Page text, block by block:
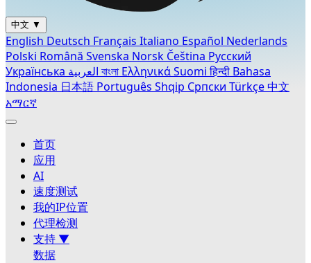
中文 ▼
English Deutsch Français Italiano Español Nederlands
Polski Română Svenska Norsk Čeština Русский
Українська
বাংলা ΕλληνικάSuomiहिन्दी Bahasa
Indonesia 日本語 Português Shqip Српски Türkçe中文
አማርኛ
首页
应用
AI
速度测试
我的IP位置
代理检测
支持 ▼
数据